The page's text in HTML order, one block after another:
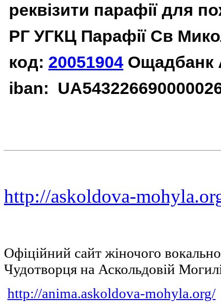
реквізити парафії для
РГ УГКЦ Парафії Св
код: 20051904 Ощадбанк
iban:
http://askoldova-
Офіційний сайт жіночого
Чудотворця на Аскольдовій
http://anima.askoldova-mohyla.org/